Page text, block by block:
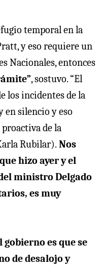
temporal en la
y eso requiere un
Nacionales, entonces
, sostuvo. “El
los incidentes de la
en silencio y eso
de la
Rubilar). Nos
hizo ayer y el
ministro Delgado
es muy
es que se
de desalojo y